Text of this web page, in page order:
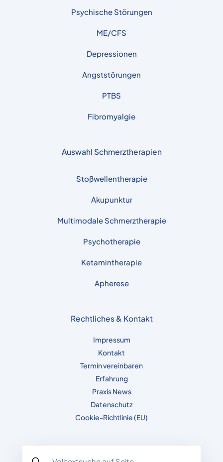
Psychische Störungen
ME/CFS
Depressionen
Angststörungen
PTBS
Fibromyalgie
Auswahl Schmerztherapien
Stoßwellentherapie
Akupunktur
Multimodale Schmerztherapie
Psychotherapie
Ketamintherapie
Apherese
Rechtliches & Kontakt
Impressum
Kontakt
Termin vereinbaren
Erfahrung
Praxis News
Datenschutz
Cookie-Richtlinie (EU)